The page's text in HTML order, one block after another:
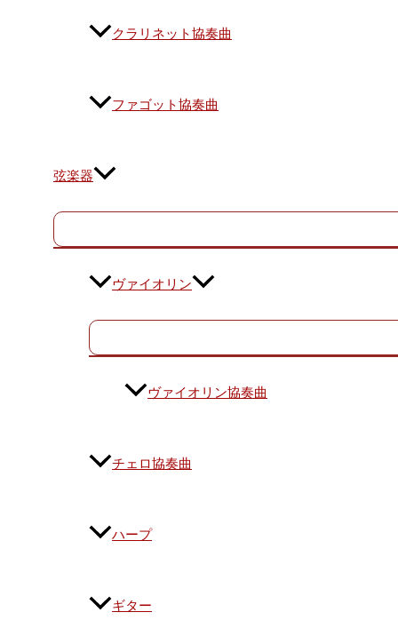
クラリネット協奏曲
ファゴット協奏曲
弦楽器
ヴァイオリン
ヴァイオリン協奏曲
チェロ協奏曲
ハープ
ギター